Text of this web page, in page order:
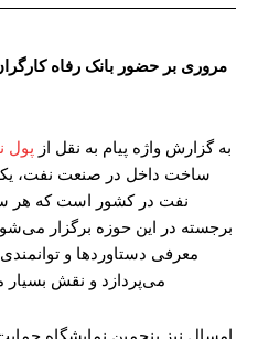
مروری بر حضور بانک رفاه
به گزارش واژه پیام به نقل از پول
ساخت داخل در صنعت نفت،
نفت در کشور است که هر
برجسته در این حوزه برگزار
معرفی دستاوردها و
می‌پردازد و نقش